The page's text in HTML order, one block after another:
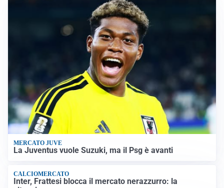
MERCATO JUVE
La Juventus vuole Suzuki, ma il Psg è avanti
CALCIOMERCATO
Inter, Frattesi blocca il mercato nerazzurro: la